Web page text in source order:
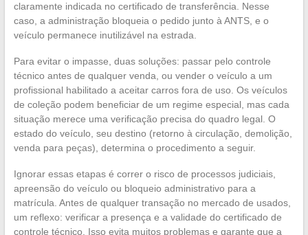
claramente indicada no certificado de transferência. Nesse
caso, a administração bloqueia o pedido junto à ANTS, e o
veículo permanece inutilizável na estrada.
Para evitar o impasse, duas soluções: passar pelo controle
técnico antes de qualquer venda, ou vender o veículo a um
profissional habilitado a aceitar carros fora de uso. Os veículos
de coleção podem beneficiar de um regime especial, mas cada
situação merece uma verificação precisa do quadro legal. O
estado do veículo, seu destino (retorno à circulação, demolição,
venda para peças), determina o procedimento a seguir.
Ignorar essas etapas é correr o risco de processos judiciais,
apreensão do veículo ou bloqueio administrativo para a
matrícula. Antes de qualquer transação no mercado de usados,
um reflexo: verificar a presença e a validade do certificado de
controle técnico. Isso evita muitos problemas e garante que a